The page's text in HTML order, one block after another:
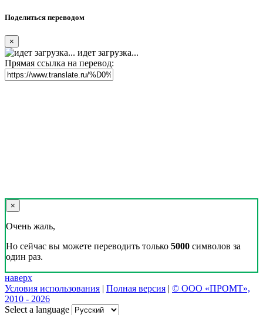
Поделиться переводом
×
идет загрузка...
Прямая ссылка на перевод:
×
Очень жаль,
Но сейчас вы можете переводить только 5000 символов за
один раз.
наверх
Условия использования | Полная версия | © ООО «ПРОМТ»,
2010 - 2026
Select a language